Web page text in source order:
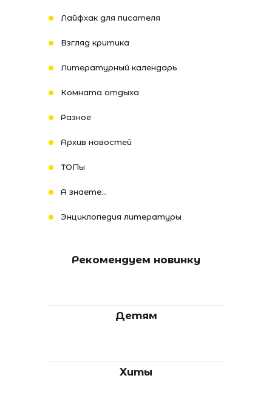
Лайфхак для писателя
Взгляд критика
Литературный календарь
Комната отдыха
Разное
Архив новостей
ТОПы
А знаете...
Энциклопедия литературы
Рекомендуем новинку
Детям
Хиты